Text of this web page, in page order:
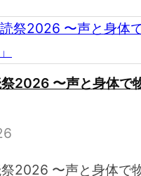
祭2026 〜声と身体で
祭2026 〜声と身体で